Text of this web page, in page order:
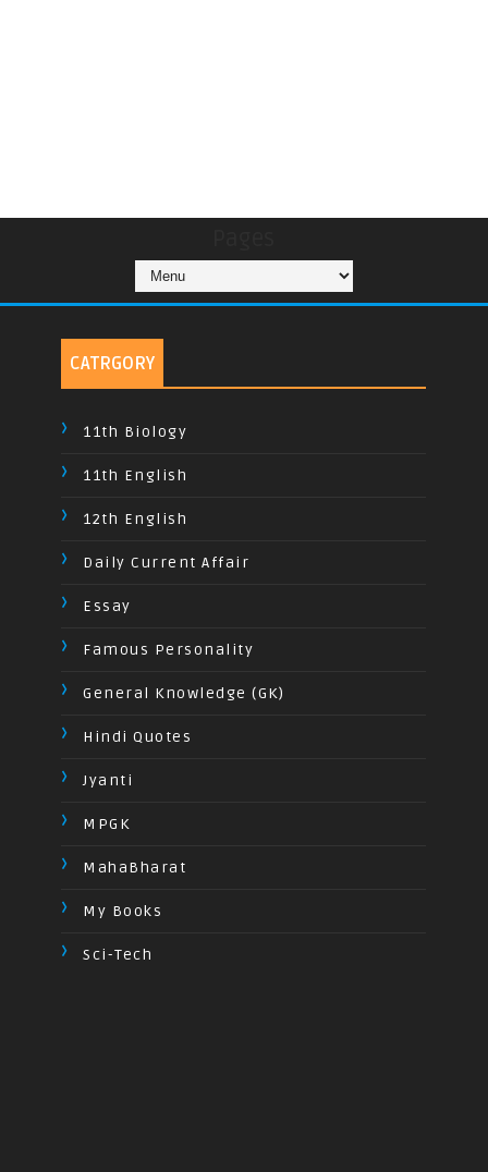
CATRGORY
11th Biology
11th English
12th English
Daily Current Affair
Essay
Famous Personality
General Knowledge (GK)
Hindi Quotes
Jyanti
MPGK
MahaBharat
My Books
Sci-Tech